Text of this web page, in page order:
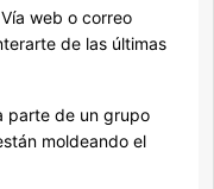
Vía web o correo
de las últimas
parte de un grupo
moldeando el